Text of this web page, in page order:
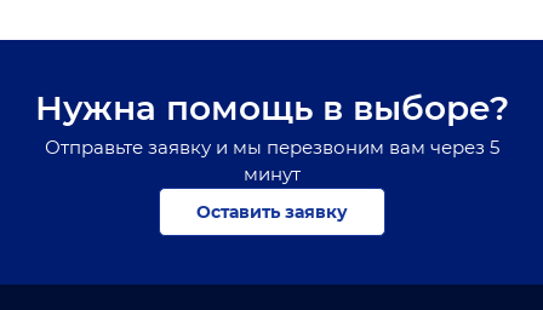
Нужна помощь в выборе?
Отправьте заявку и мы перезвоним вам через 5
минут
Оставить заявку